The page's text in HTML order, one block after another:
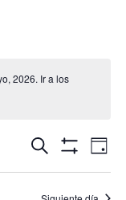
2026. Ir a los
Buscar
Filtros
de
de
Día